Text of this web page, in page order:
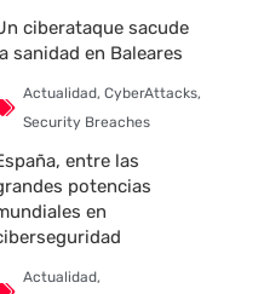
ciberataque sacude
sanidad en Baleares
Actualidad, CyberAttacks,
Security Breaches
entre las
potencias
en
Actualidad,